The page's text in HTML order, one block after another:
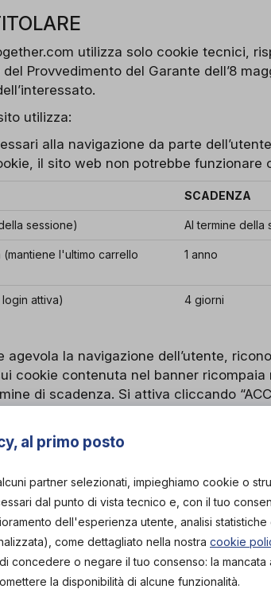
utilizza solo cookie tecnici,
Provvedimento del Garante dell’8
utilizza:
alla navigazione da parte
il sito web non potrebbe funzionare
SCADENZA
sessione) Al termine della
l'ultimo carrello
1 anno
attiva) 4 giorni
agevola la navigazione dell’utente,
cookie contenuta nel banner
di scadenza. Si attiva cliccando
non verrà salvata la presa visione del
primo collegamento al sito.
PARTI
al primo posto
partner selezionati, impieghiamo cookie o
dal punto di vista tecnico e, con il tuo
dell'esperienza utente, analisi
come dettagliato nella nostra cookie
concedere o negare il tuo consenso: la
la disponibilità di alcune funzionalità.